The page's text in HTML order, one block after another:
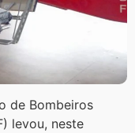
de Bombeiros
levou, neste